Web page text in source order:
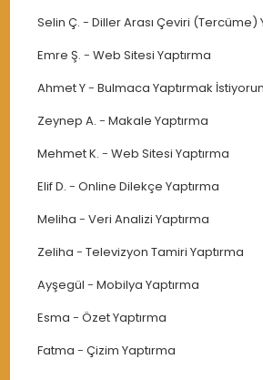
Selin Ç. -Diller Arası Çeviri (Tercüme)
Emre Ş. -Web Sitesi Yaptırma
Ahmet Y-Bulmaca Yaptırmak
Zeynep A. -Makale Yaptırma
Mehmet K. -Web Sitesi Yaptırma
Elif D. -Online Dilekçe Yaptırma
Meliha -Veri Analizi Yaptırma
Zeliha -Televizyon Tamiri Yaptırma
Ayşegül -Mobilya Yaptırma
Esma -Özet Yaptırma
Fatma -Çizim Yaptırma